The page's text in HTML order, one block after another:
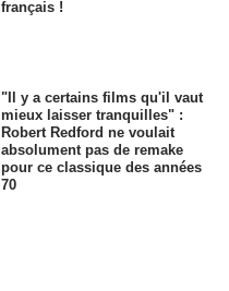
français !
"Il y a certains films qu'il vaut
mieux laisser tranquilles" :
Robert Redford ne voulait
absolument pas de remake
pour ce classique des années
70